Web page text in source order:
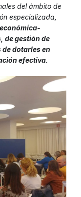
del ámbito de
especializada,
de gestión de
dotarles en
efectiva.